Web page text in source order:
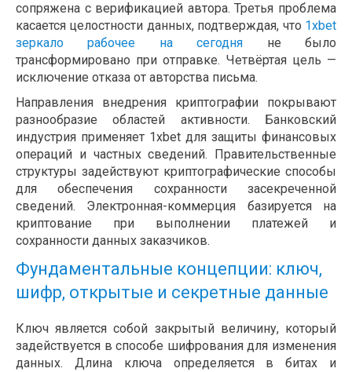
сопряжена с верификацией автора. Третья проблема
касается целостности данных, подтверждая, что 1xbet
зеркало рабочее на сегодня не было
трансформировано при отправке. Четвёртая цель —
исключение отказа от авторства письма.
Направления внедрения криптографии покрывают
разнообразие областей активности. Банковский
индустрия применяет 1xbet для защиты финансовых
операций и частных сведений. Правительственные
структуры задействуют криптографические способы
для обеспечения сохранности засекреченной
сведений. Электронная-коммерция базируется на
криптование при выполнении платежей и
сохранности данных заказчиков.
Фундаментальные концепции: ключ,
шифр, открытые и секретные данные
Ключ является собой закрытый величину, который
задействуется в способе шифрования для изменения
данных. Длина ключа определяется в битах и